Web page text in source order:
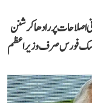
اصلاحات پر رادھاکرشنن
ٹاسک فورس صرف وزیر اعظم